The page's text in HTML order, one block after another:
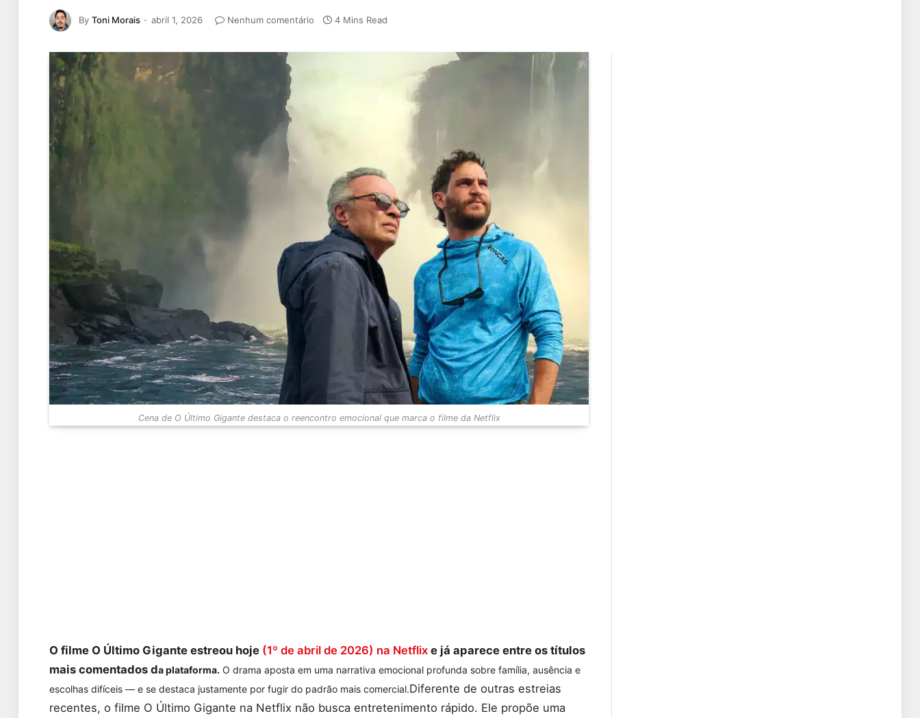
By Toni Morais abril 1, 2026 Nenhum comentário 4 Mins Read
Cena de O Último Gigante destaca o reencontro emocional que marca o filme da Netflix
O filme O Último Gigante estreou hoje (1º de abril de 2026) na Netflix e já aparece entre os títulos
mais comentados da plataforma. O drama aposta em uma narrativa emocional profunda sobre família, ausência e
escolhas difíceis — e se destaca justamente por fugir do padrão mais comercial.Diferente de outras estreias
recentes, o filme O Último Gigante na Netflix não busca entretenimento rápido. Ele propõe uma